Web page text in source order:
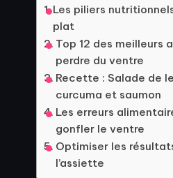
Les piliers
plat
Top 12 des meilleurs
perdre du ventre
Recette : Salade de
curcuma et saumon
Les erreurs
gonfler le ventre
Optimiser les
l’assiette